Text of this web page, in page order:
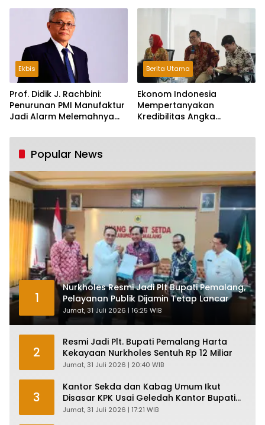
Ekbis
Prof. Didik J. Rachbini:
Penurunan PMI Manufaktur
Jadi Alarm Melemahnya
Berita Utama
Ekonom Indonesia
Mempertanyakan
Kredibilitas Angka
Tumbuh Tapi Rapuh
Popular News
1
Nurkholes Resmi Jadi Plt Bupati Pemalang,
Pelayanan Publik Dijamin Tetap Lancar
Jumat, 31 Juli 2026 | 16:25 WIB
2
Resmi Jadi Plt. Bupati Pemalang Harta
Kekayaan Nurkholes Sentuh Rp 12 Miliar
Jumat, 31 Juli 2026 | 20:40 WIB
3
Kantor Sekda dan Kabag Umum Ikut
Disasar KPK Usai Geledah Kantor Bupati
Pemalang
Jumat, 31 Juli 2026 | 17:21 WIB